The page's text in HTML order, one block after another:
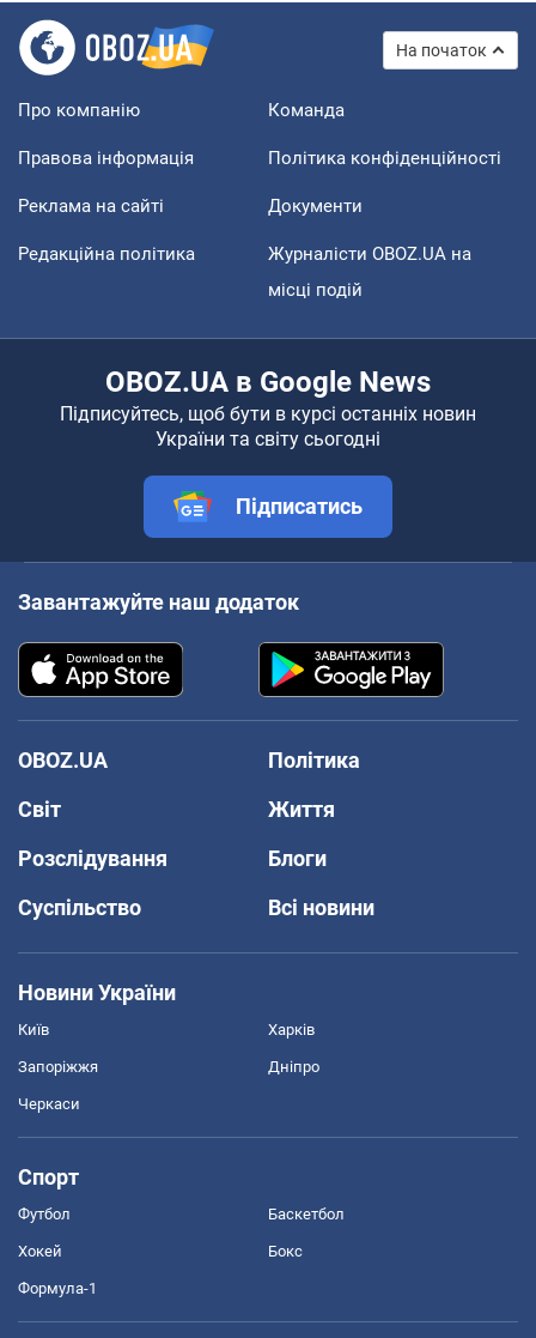
На початок
Про компанію Команда
Правова інформація Політика конфіденційності
Реклама на сайті Документи
Редакційна політика
Журналісти OBOZ.UA на
місці подій
OBOZ.UA в Google News
Підписуйтесь, щоб бути в курсі останніх новин
України та світу сьогодні
Підписатись
Завантажуйте наш додаток
OBOZ.UA
Політика
Світ
Життя
Розслідування
Блоги
Суспільство
Всі новини
Новини України
Київ Харків
Запоріжжя Дніпро
Черкаси
Спорт
Футбол Баскетбол
Хокей Бокс
Формула-1